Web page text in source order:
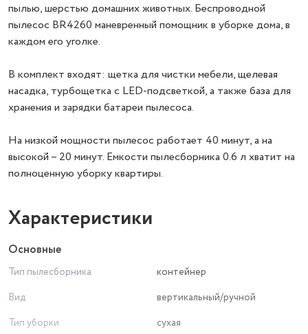
пылью, шерстью домашних животных. Беспроводной
пылесос BR4260 маневренный помощник в уборке дома, в
каждом его уголке.
В комплект входят: щетка для чистки мебели, щелевая
насадка, турбощетка с LED-подсветкой, а также база для
хранения и зарядки батареи пылесоса.
На низкой мощности пылесос работает 40 минут, а на
высокой – 20 минут. Емкости пылесборника 0.6 л хватит на
полноценную уборку квартиры.
Характеристики
Основные
Тип пылесборника
контейнер
Вид
вертикальный/ручной
Тип уборки
сухая